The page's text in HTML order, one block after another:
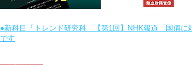
●新科目「トレンド研究科」【第1回】NHK報道「国債に
です